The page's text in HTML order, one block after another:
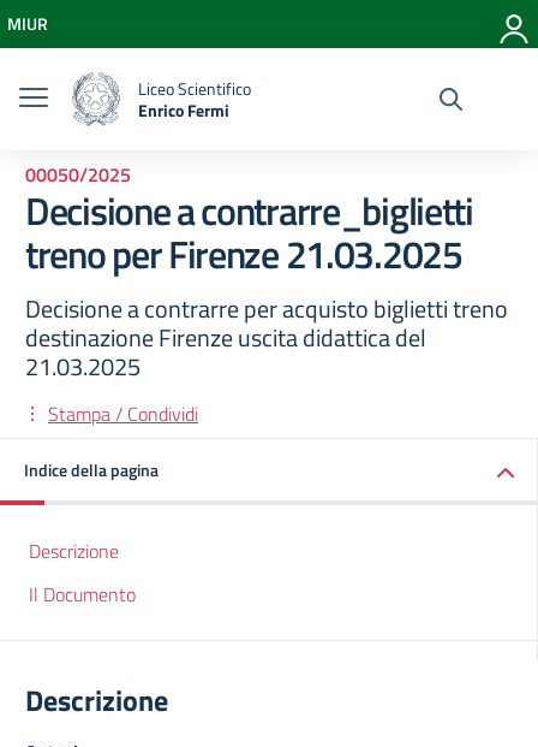
Vai al menu di navigazione
Vai al footer
MIUR
Liceo Scientifico
Enrico Fermi
00050/2025
Decisione a contrarre_biglietti
treno per Firenze 21.03.2025
Decisione a contrarre per acquisto biglietti treno
destinazione Firenze uscita didattica del
21.03.2025
Stampa / Condividi
Indice della pagina
Descrizione
Il Documento
Descrizione